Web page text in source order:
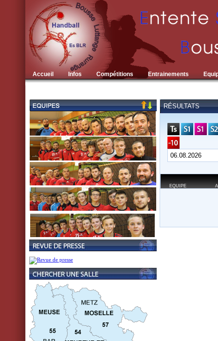
Accueil Infos Compétitions Entrainements
RÉSULTATS
EQUIPE